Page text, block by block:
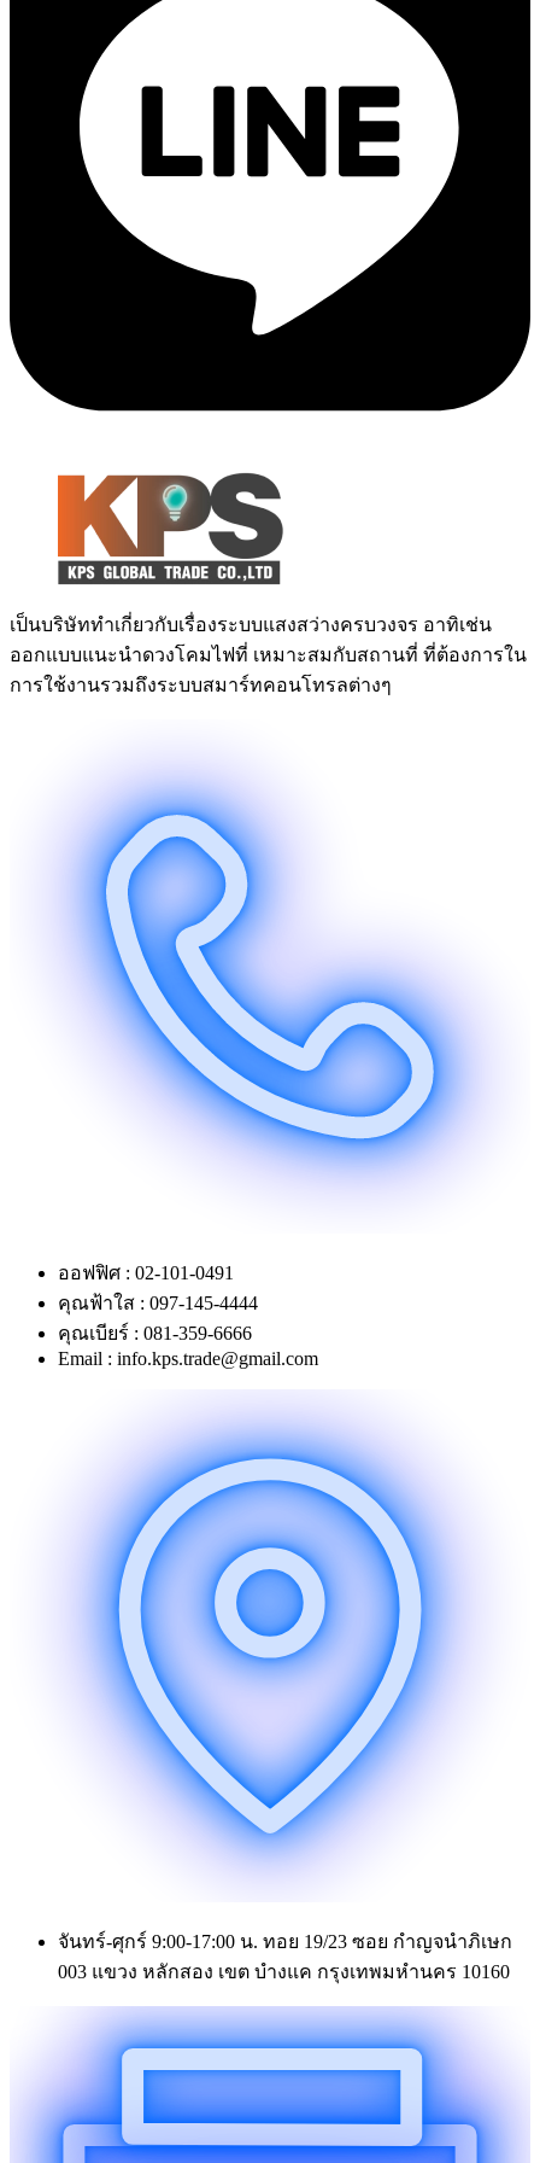
เป็นบริษัททำเกี่ยวกับเรื่องระบบแสงสว่างครบวงจร อาทิเช่น
ออกแบบแนะนำดวงโคมไฟที่ เหมาะสมกับสถานที่ ที่ต้องการใน
การใช้งานรวมถึงระบบสมาร์ทคอนโทรลต่างๆ
ออฟฟิศ : 02-101-0491
คุณฟ้าใส : 097-145-4444
คุณเบียร์ : 081-359-6666
Email : info.kps.trade@gmail.com
จันทร์-ศุกร์ 9:00-17:00 น. ทอย 19/23 ซอย กำญจนำภิเษก
003 แขวง หลักสอง เขต บำงแค กรุงเทพมหำนคร 10160